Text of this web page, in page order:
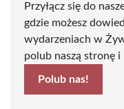
Przyłącz się do
gdzie możesz
wydarzeniach w
polub naszą stronę i
Polub nas!